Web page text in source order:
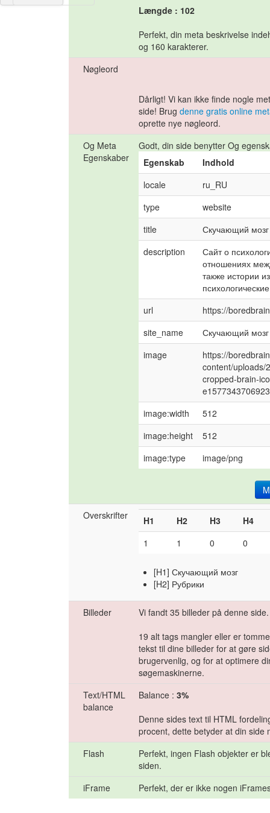
Længde : 102
Perfekt, din meta beskrivelse
og 160 karakterer.
Nøgleord
Dårligt! Vi kan ikke finde nogle
side! Brugdenne gratis online
oprette nye nøgleord.
Og Meta
Egenskaber
Godt, din side benytter Og
Egenskab
Indhold
locale
ru_RU
type
website
title
Скучающий мозг
description
Сайт о
отношениях
также истории
url
https://
site_name
Скучающий мозг
image
https://
content/uploads/
cropped-brain-
image:width
512
image:height
512
image:type
image/png
Overskrifter H1 H2 H3
H4
1
1 0 0
[H1] Скучающий мозг
[H2] Рубрики
Billeder
Vi fandt 35 billeder på denne side.
19 alt tags mangler eller er
tekst til dine billeder for at gøre
brugervenlig, og for at optimere
søgemaskinerne.
Text/HTML
balance
Balance :3%
Denne sides text til HTML
procent, dette betyder at din side
Flash
Perfekt, ingen Flash objekter er
siden.
iFrame
Perfekt, der er ikke nogen